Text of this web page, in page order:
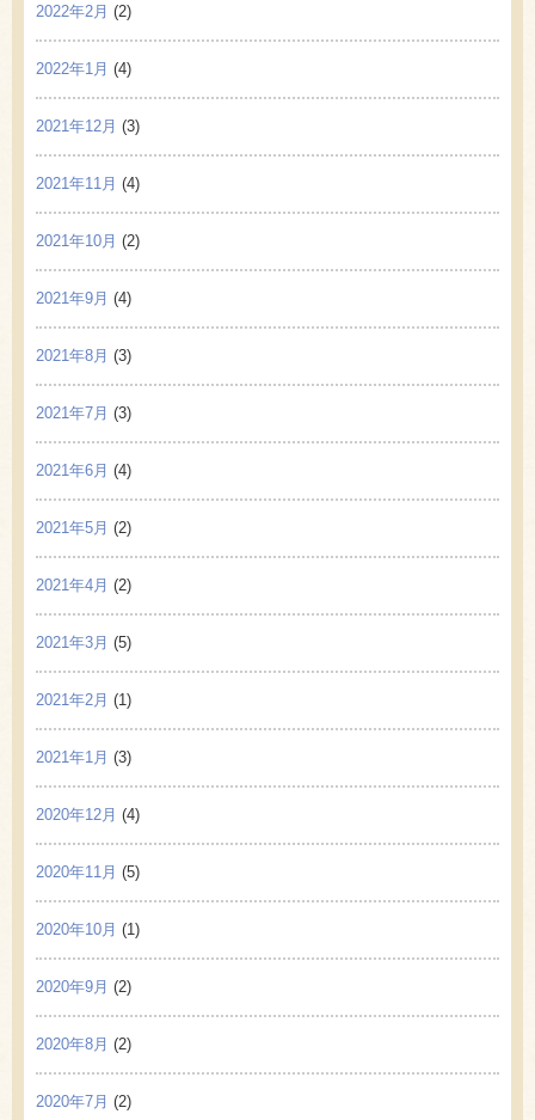
2022年2月 (2)
2022年1月 (4)
2021年12月 (3)
2021年11月 (4)
2021年10月 (2)
2021年9月 (4)
2021年8月 (3)
2021年7月 (3)
2021年6月 (4)
2021年5月 (2)
2021年4月 (2)
2021年3月 (5)
2021年2月 (1)
2021年1月 (3)
2020年12月 (4)
2020年11月 (5)
2020年10月 (1)
2020年9月 (2)
2020年8月 (2)
2020年7月 (2)